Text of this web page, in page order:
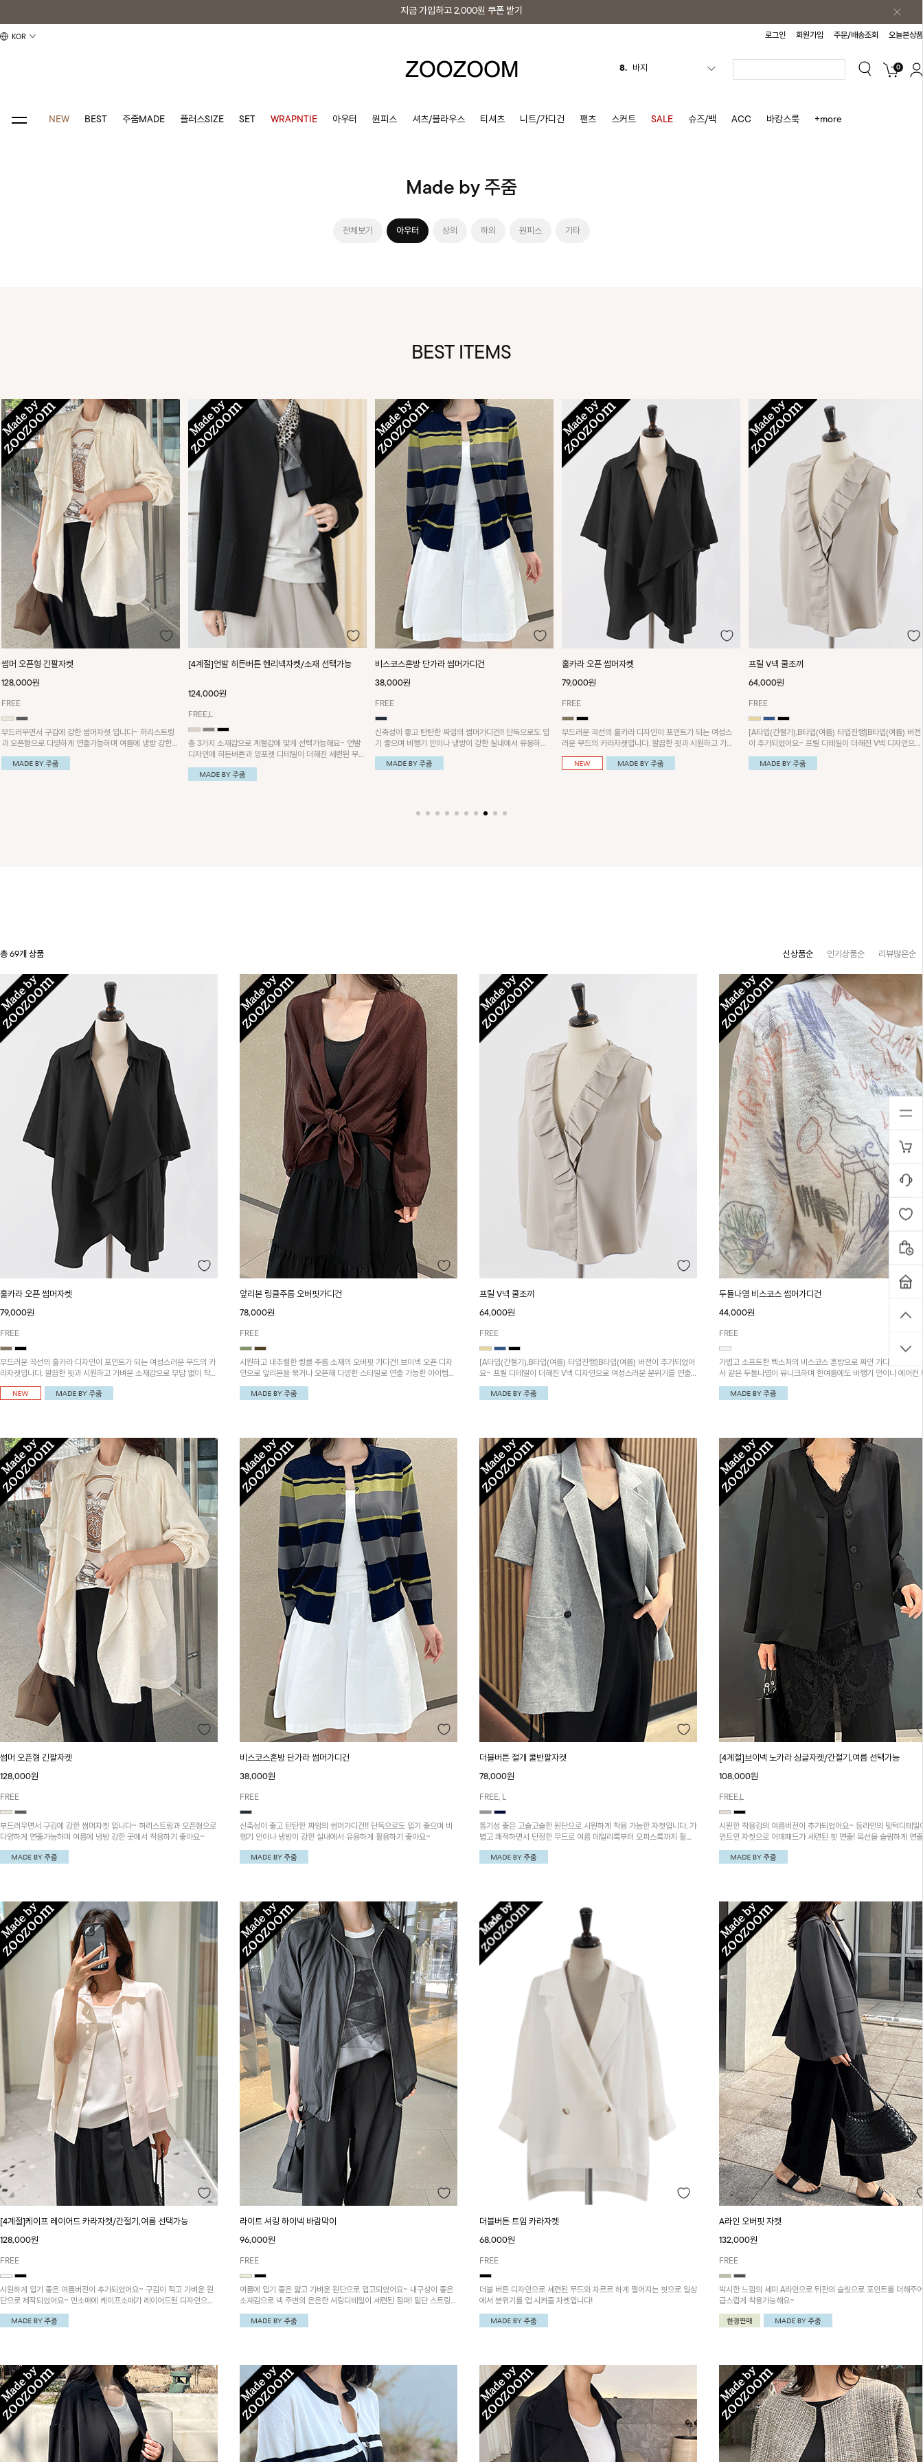
지금 가입하고 2,000원 쿠폰 받기
KOR 로그인 회원가입 주문/배송조회 오늘본상품
9. 조끼
1.
0
NEW BEST 주줌MADE 플러스SIZE SET WRAPNTIE 아우터 원피스 셔츠/블라우스 티셔츠 니트/가디건 팬츠 스커트 SALE 슈즈/백 ACC 바캉스룩 +more
Made by 주줌
전체보기 아우터 상의 하의 원피스 기타
BEST ITEMS
썸머 오픈형 긴팔자켓
128,000원
FREE
부드러우면서 구김에 강한 썸머자켓 입니다~ 허리스트링
과 오픈형으로 다양하게 연출가능하며 여름에 냉방 강한
곳에서 착용하기 좋아요~
[4계절]언발 히든버튼 헨리넥자켓/소재 선택가능
124,000원
FREE,L
총 3가지 소재감으로 계절감에 맞게 선택가능해요~ 언발
디자인에 히든버튼과 양포켓 디테일이 더해진 세련된 무
드의 헨리넥 자켓!
비스코스혼방 단가라 썸머가디건
38,000원
FREE
신축성이 좋고 탄탄한 짜임의 썸머가디건!! 단독으로도 입
기 좋으며 비행기 안이나 냉방이 강한 실내에서 유용하게
활용하기 좋아요~
훌카라 오픈 썸머자켓
79,000원
FREE
부드러운 곡선의 훌카라 디자인이 포인트가 되는 여성스
러운 무드의 카라자켓입니다. 깔끔한 핏과 시원하고 가벼
운 소재감으로 부담 없이 착용하기 좋아요~
프릴 V넥 쿨조끼
64,000원
FREE
[A타입(간절기),B타입(여름) 타입진행]B타입(여름) 버전
이 추가되었어요~ 프릴 디테일이 더해진 V넥 디자인으로
여성스러운 분위기를 연출해 주는 맞주름 쿨조끼입니다.
시원한 소재로 쾌적하게 착용 가능합니다.
총 69개 상품 신상품순 인기상품순 리뷰많은순
훌카라 오픈 썸머자켓
79,000원
FREE
부드러운 곡선의 훌카라 디자인이 포인트가 되는 여성스러운 무드의 카
라자켓입니다. 깔끔한 핏과 시원하고 가벼운 소재감으로 부담 없이 착용
하기 좋아요~
앞리본 링클주름 오버핏가디건
78,000원
FREE
시원하고 내추럴한 링클 주름 소재의 오버핏 가디건! 브이넥 오픈 디자
인으로 앞리본을 묶거나 오픈해 다양한 스타일로 연출 가능한 아이템이
에요~
프릴 V넥 쿨조끼
64,000원
FREE
[A타입(간절기),B타입(여름) 타입진행]B타입(여름) 버전이 추가되었어
요~ 프릴 디테일이 더해진 V넥 디자인으로 여성스러운 분위기를 연출
해 주는 맞주름 쿨조끼입니다. 시원한 소재로 쾌적하게 착용 가능합니
두들나염 비스코스 썸머가디건
44,000원
FREE
가볍고 소프트한 텍스처의 비스코스 혼방으로 짜인 가디건! 어린아
서 같은 두들나염이 유니크하며 한여름에도 비행기 안이나 에어컨
이 강한 실내에서 가볍게 걸치기 좋은 아이템!
썸머 오픈형 긴팔자켓
128,000원
FREE
부드러우면서 구김에 강한 썸머자켓 입니다~ 허리스트링과 오픈형으로
다양하게 연출가능하며 여름에 냉방 강한 곳에서 착용하기 좋아요~
비스코스혼방 단가라 썸머가디건
38,000원
FREE
신축성이 좋고 탄탄한 짜임의 썸머가디건!! 단독으로도 입기 좋으며 비
행기 안이나 냉방이 강한 실내에서 유용하게 활용하기 좋아요~
더블버튼 절개 쿨반팔자켓
78,000원
FREE, L
통기성 좋은 고슬고슬한 원단으로 시원하게 착용 가능한 자켓입니다. 가
볍고 쾌적하면서 단정한 무드로 여름 데일리룩부터 오피스룩까지 활용
하기 좋아요~
[4계절]브이넥 노카라 싱글자켓/간절기,여름 선택가능
108,000원
FREE,L
시원한 착용감의 여름버전이 추가되었어요~ 등라인의 맞턱디테일
인트인 자켓으로 어깨패드가 세련된 핏 연출! 목선을 슬림하게 연
주는 브이넥라인으로 제작되었어요~
[4계절]케이프 레이어드 카라자켓/간절기,여름 선택가능
128,000원
FREE
시원하게 입기 좋은 여름버전이 추가되었어요~ 구김이 적고 가벼운 원
단으로 제작되었어요~ 민소매에 케이프소매가 레이어드된 디자인으로
스타일리시한 연출이 가능한 자켓이랍니다!
라이트 셔링 하이넥 바람막이
96,000원
FREE
여름에 입기 좋은 얇고 가벼운 원단으로 입고되었어요~ 내구성이 좋은
소재감으로 넥 주변의 은은한 셔링디테일이 세련된 점퍼! 밑단 스트링으
로 다양한 실루엣 연출이 가능해요~
더블버튼 트임 카라자켓
68,000원
FREE
더블 버튼 디자인으로 세련된 무드와 차르르 하게 떨어지는 핏으로 일상
에서 분위기를 업 시켜줄 자켓입니다!
A라인 오버핏 자켓
132,000원
FREE
박시한 느낌의 세미 A라인으로 뒤판의 슬릿으로 포인트를 더해주
급스럽게 착용가능해요~